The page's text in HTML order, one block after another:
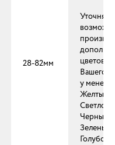
цветов
Вашего
у
Желтый
Светлое
Черный
Зеленый
Голубой
28-82мм